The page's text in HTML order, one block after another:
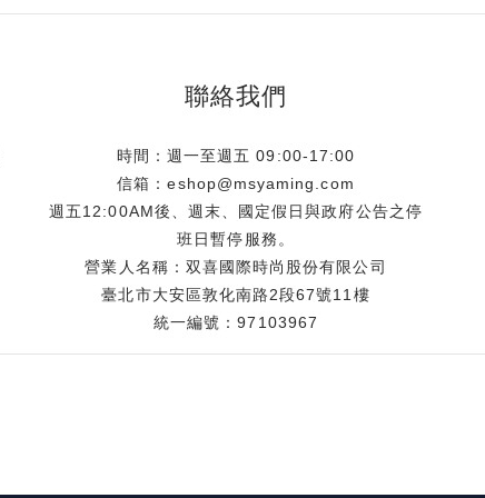
聯絡我們
時間：週一至週五 09:00-17:00
信箱：eshop@msyaming.com
週五12:00AM後、週末、國定假日與政府公告之停
班日暫停服務。
營業人名稱：双喜國際時尚股份有限公司
臺北市大安區敦化南路2段67號11樓
統一編號：97103967